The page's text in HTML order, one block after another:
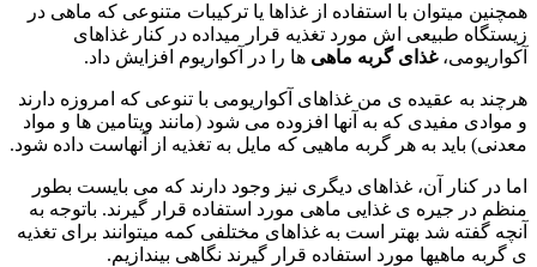
همچنین میتوان با استفاده از غذاها یا ترکیبات متنوعی که ماهی در
زیستگاه طبیعی اش مورد تغذیه قرار میداده در کنار غذاهای
آکواریومی،غذای گربه ماهی ها را در آکواریوم افزایش داد.
هرچند به عقیده ی من غذاهای آکواریومی با تنوعی که امروزه دارند
و موادی مفیدی که به آنها افزوده می شود (مانند ویتامین ها و مواد
معدنی) باید به هر گربه ماهیی که مایل به تغذیه از آنهاست داده شود.
اما در کنار آن، غذاهای دیگری نیز وجود دارند که می بایست بطور
منظم در جیره ی غذایی ماهی مورد استفاده قرار گیرند. باتوجه به
آنچه گفته شد بهتر است به غذاهای مختلفی کمه میتوانند برای تغذیه
ی گربه ماهیها مورد استفاده قرار گیرند نگاهی بیندازیم.